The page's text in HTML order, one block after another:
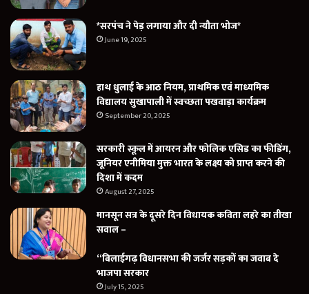
*सरपंच ने पेड़ लगाया और दी न्यौता भोज*
June 19, 2025
हाथ धुलाई के आठ नियम, प्राथमिक एवं माध्यमिक
विद्यालय सुखापाली में स्वच्छता पखवाड़ा कार्यक्रम
September 20, 2025
सरकारी स्कूल में आयरन और फोलिक एसिड का फीडिंग,
जूनियर एनीमिया मुक्त भारत के लक्ष्य को प्राप्त करने की
दिशा में कदम
August 27, 2025
मानसून सत्र के दूसरे दिन विधायक कविता लहरे का तीखा
सवाल –
“बिलाईगढ़ विधानसभा की जर्जर सड़कों का जवाब दे
भाजपा सरकार
July 15, 2025